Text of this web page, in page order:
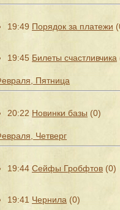
19:49 Порядок за платежи
19:45 Билеты счастливчика
Пятница
20:22 Новинки базы (0)
Четверг
19:44 Сейфы Гробфтов (0)
19:41 Чернила (0)